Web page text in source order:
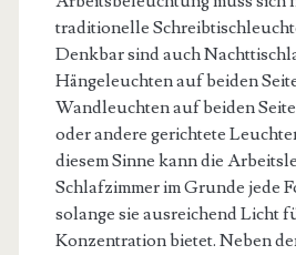
traditionelle
Denkbar sind auch
Hängeleuchten auf beiden
Wandleuchten auf beiden
oder andere gerichtete
diesem Sinne kann die
Schlafzimmer im Grunde jede
solange sie ausreichend Licht
Konzentration bietet. Neben